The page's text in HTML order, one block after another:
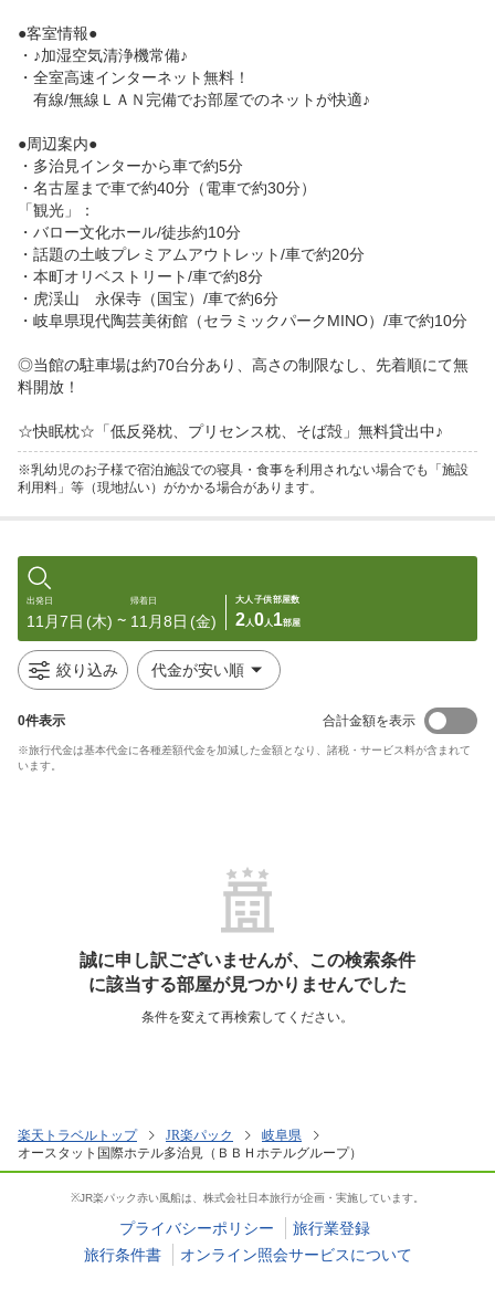
●客室情報●
・♪加湿空気清浄機常備♪
・全室高速インターネット無料！
有線/無線ＬＡＮ完備でお部屋でのネットが快適♪
●周辺案内●
・多治見インターから車で約5分
・名古屋まで車で約40分（電車で約30分）
「観光」：
・バロー文化ホール/徒歩約10分
・話題の土岐プレミアムアウトレット/車で約20分
・本町オリベストリート/車で約8分
・虎渓山　永保寺（国宝）/車で約6分
・岐阜県現代陶芸美術館（セラミックパークMINO）/車で約10分
◎当館の駐車場は約70台分あり、高さの制限なし、先着順にて無
料開放！
※乳幼児のお子様で宿泊施設での寝具・食事を利用されない場合でも「施設
利用料」等（現地払い）がかかる場合があります。
出発日
11月7日 (木) 〜
帰着日
11月8日 (金)
大人
2人
子供
0人
部屋数
1部屋
絞り込み 代金が安い順
0件表示 合計金額を表示
※旅行代金は基本代金に各種差額代金を加減した金額となり、諸税・サービス料が含まれて
います。
誠に申し訳ございませんが、この検索条件
に該当する部屋が見つかりませんでした
条件を変えて再検索してください。
楽天トラベルトップ JR楽パック
岐阜県
オースタット国際ホテル多治見（ＢＢＨホテルグループ）
※JR楽パック赤い風船は、株式会社日本旅行が企画・実施しています。
プライバシーポリシー
旅行業登録
旅行条件書
オンライン照会サービスについて